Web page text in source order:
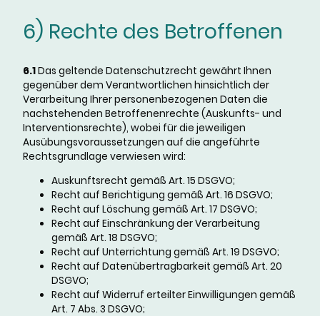
6) Rechte des Betroffenen
6.1Das geltende Datenschutzrecht gewährt Ihnen
gegenüber dem Verantwortlichen hinsichtlich der
Verarbeitung Ihrer personenbezogenen Daten die
nachstehenden Betroffenenrechte (Auskunfts- und
Interventionsrechte), wobei für die jeweiligen
Ausübungsvoraussetzungen auf die angeführte
Rechtsgrundlage verwiesen wird:
Auskunftsrecht gemäß Art. 15 DSGVO;
Recht auf Berichtigung gemäß Art. 16 DSGVO;
Recht auf Löschung gemäß Art. 17 DSGVO;
Recht auf Einschränkung der Verarbeitung
gemäß Art. 18 DSGVO;
Recht auf Unterrichtung gemäß Art. 19 DSGVO;
Recht auf Datenübertragbarkeit gemäß Art. 20
DSGVO;
Recht auf Widerruf erteilter Einwilligungen gemäß
Art. 7 Abs. 3 DSGVO;